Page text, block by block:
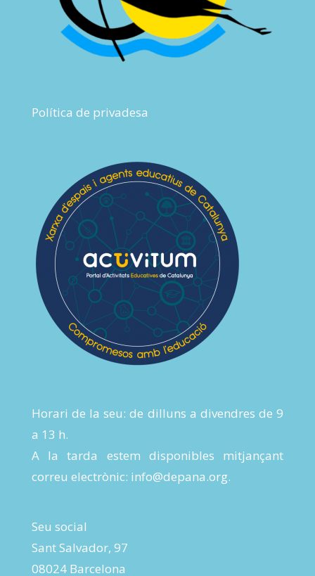
Política de privadesa
Horari de la seu: de dilluns a divendres de 9
a 13 h.
A la tarda estem disponibles mitjançant
correu electrònic: info@depana.org.
Seu social
Sant Salvador, 97
08024 Barcelona